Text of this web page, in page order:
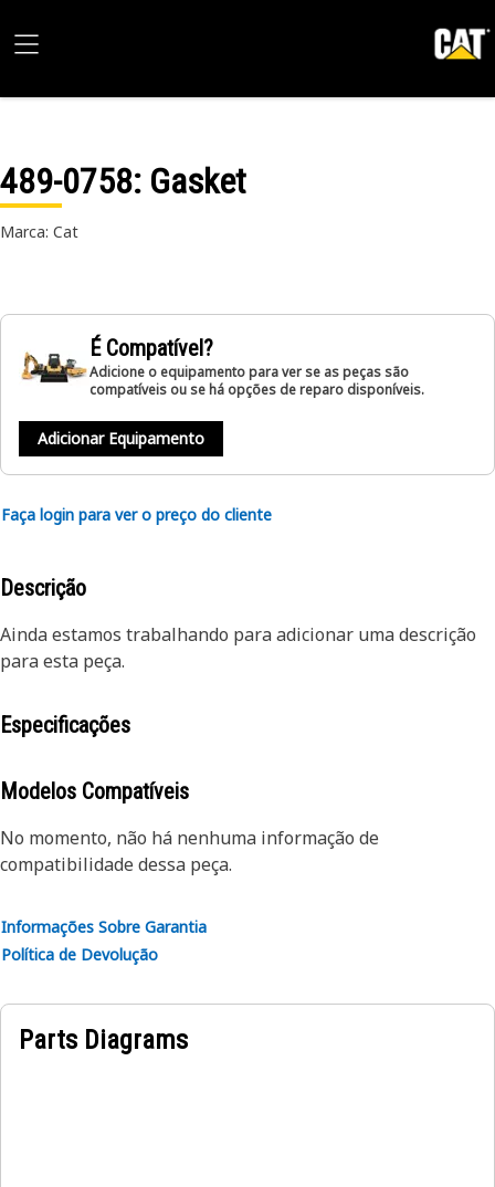
489-0758: Gasket
Marca: Cat
É Compatível?
Adicione o equipamento para ver se as peças são
compatíveis ou se há opções de reparo disponíveis.
Adicionar Equipamento
Faça login para ver o preço do cliente
Descrição
Ainda estamos trabalhando para adicionar uma descrição
para esta peça.
Especificações
Modelos Compatíveis
No momento, não há nenhuma informação de
compatibilidade dessa peça.
Informações Sobre Garantia
Política de Devolução
Parts Diagrams